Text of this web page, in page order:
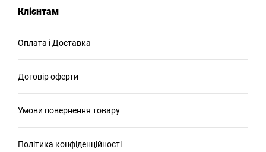
Клієнтам
Оплата і Доставка
Договір оферти
Умови повернення товару
Політика конфіденційності